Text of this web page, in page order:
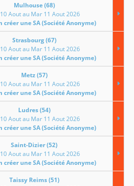
Mulhouse (68)
Aout au Mar 11 Aout 2026
créer une SA (Société Anonyme)
Strasbourg (67)
Aout au Mar 11 Aout 2026
créer une SA (Société Anonyme)
Metz (57)
Aout au Mar 11 Aout 2026
créer une SA (Société Anonyme)
Ludres (54)
Aout au Mar 11 Aout 2026
créer une SA (Société Anonyme)
Saint-Dizier (52)
Aout au Mar 11 Aout 2026
créer une SA (Société Anonyme)
Taissy Reims (51)